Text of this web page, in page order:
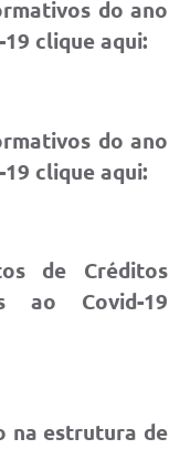
do ano
clique aqui:
do ano
clique aqui:
de Créditos
ao Covid-19
na estrutura de